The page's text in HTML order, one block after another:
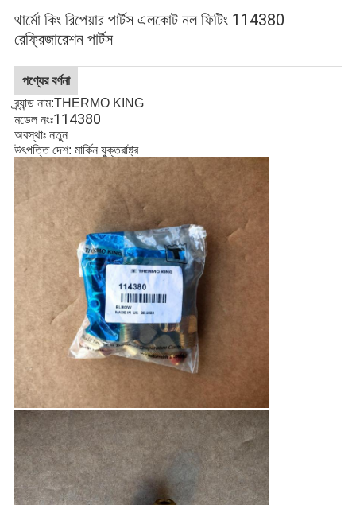
থার্মো কিং রিপেয়ার পার্টস এলকোট নল ফিটিং 114380
রেফ্রিজারেশন পার্টস
পণ্যের বর্ণনা
ব্র্যান্ড নাম:THERMO KING
মডেল নংঃ114380
অবস্থাঃ নতুন
উৎপত্তি দেশ: মার্কিন যুক্তরাষ্ট্র